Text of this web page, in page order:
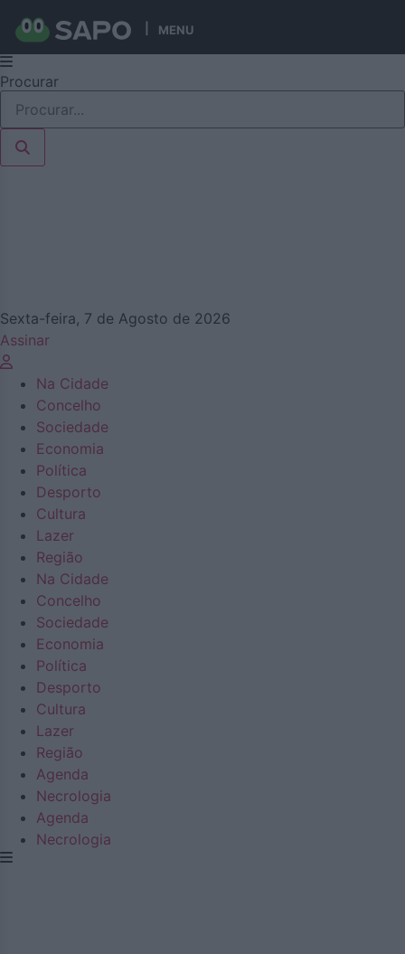
MENU
Pular
para
conteúdo
Procurar
Sexta-feira, 7 de Agosto de 2026
Assinar
Na Cidade
Concelho
Sociedade
Economia
Política
Desporto
Cultura
Lazer
Região
Na Cidade
Concelho
Sociedade
Economia
Política
Desporto
Cultura
Lazer
Região
Agenda
Necrologia
Agenda
Necrologia